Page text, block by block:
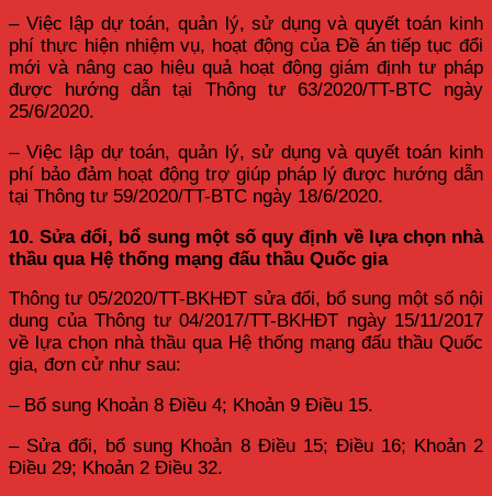
– Việc lập dự toán, quản lý, sử dụng và quyết toán kinh
phí thực hiện nhiệm vụ, hoạt động của Đề án tiếp tục đổi
mới và nâng cao hiệu quả hoạt động giám định tư pháp
được hướng dẫn tại Thông tư 63/2020/TT-BTC ngày
25/6/2020.
– Việc lập dự toán, quản lý, sử dụng và quyết toán kinh
phí bảo đảm hoạt động trợ giúp pháp lý được hướng dẫn
tại Thông tư 59/2020/TT-BTC ngày 18/6/2020.
10. Sửa đổi, bổ sung một số quy định về lựa chọn nhà
thầu qua Hệ thống mạng đấu thầu Quốc gia
Thông tư 05/2020/TT-BKHĐT sửa đổi, bổ sung một số nội
dung của Thông tư 04/2017/TT-BKHĐT ngày 15/11/2017
về lựa chọn nhà thầu qua Hệ thống mạng đấu thầu Quốc
gia, đơn cử như sau:
– Bổ sung Khoản 8 Điều 4; Khoản 9 Điều 15.
– Sửa đổi, bổ sung Khoản 8 Điều 15; Điều 16; Khoản 2
Điều 29; Khoản 2 Điều 32.